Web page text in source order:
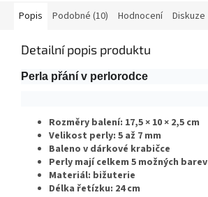
Popis Podobné (10) Hodnocení Diskuze
Detailní popis produktu
Perla přání v perlorodce
Rozměry balení: 17,5 × 10 × 2,5 cm
Velikost perly: 5 až 7 mm
Baleno v dárkové krabičce
Perly mají celkem 5 možných barev
Materiál: bižuterie
Délka řetízku: 24 cm